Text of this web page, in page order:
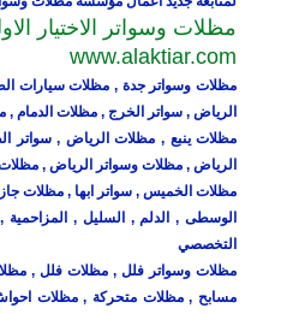
مظلات وسواتر الاختيار
www.alaktiar.com
مظلات وسواتر جدة , مظلات سيارات
الرياض , سواتر الخرج , مظلات الدمام ,
مظلات ينبع , مظلات الرياض , سواتر
الرياض , مظلات وسواتر الرياض , مظلات
مظلات الخميس , سواتر ابها , مظلات
الوسطى , الدلم , السليل ,
التخصصي
مظلات وسواتر فلل , مظلات فلل ,
مسابح , مظلات متحركة , مظلات